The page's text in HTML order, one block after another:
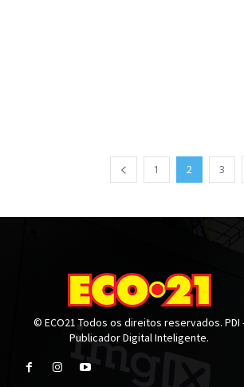
1 2 3
© ECO21 Todos os direitos reservados. PDI
Publicador Digital Inteligente.